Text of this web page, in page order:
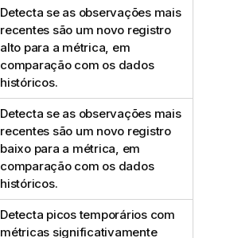
Detecta se as observações mais
recentes são um novo registro
alto para a métrica, em
comparação com os dados
históricos.
Detecta se as observações mais
recentes são um novo registro
baixo para a métrica, em
comparação com os dados
históricos.
Detecta picos temporários com
métricas significativamente